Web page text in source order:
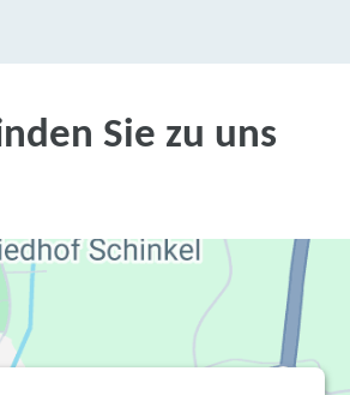
Sie zu uns